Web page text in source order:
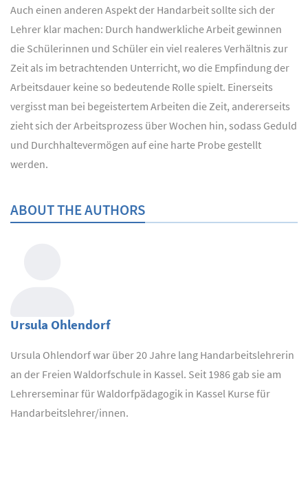
Auch einen anderen Aspekt der Handarbeit sollte sich der
Lehrer klar machen: Durch handwerkliche Arbeit gewinnen
die Schülerinnen und Schüler ein viel realeres Verhältnis zur
Zeit als im betrachtenden Unterricht, wo die Empfindung der
Arbeitsdauer keine so bedeutende Rolle spielt. Einerseits
vergisst man bei begeistertem Arbeiten die Zeit, andererseits
zieht sich der Arbeitsprozess über Wochen hin, sodass Geduld
und Durchhaltevermögen auf eine harte Probe gestellt
werden.
ABOUT THE AUTHORS
Ursula Ohlendorf
Ursula Ohlendorf war über 20 Jahre lang Handarbeitslehrerin
an der Freien Waldorfschule in Kassel. Seit 1986 gab sie am
Lehrerseminar für Waldorfpädagogik in Kassel Kurse für
Handarbeitslehrer/innen.